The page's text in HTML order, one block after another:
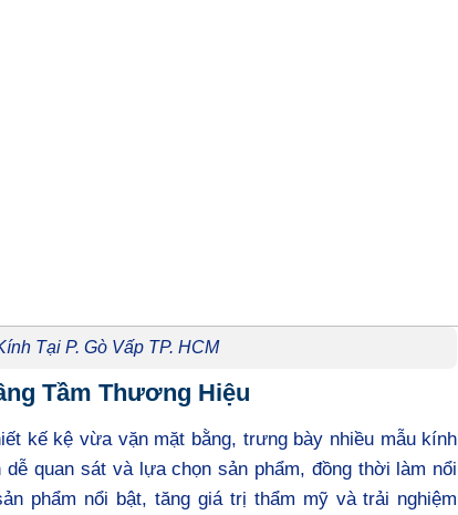
Tại P. Gò Vấp TP. HCM
Tầm Thương Hiệu
kế kệ vừa vặn mặt bằng, trưng bày nhiều mẫu kính
quan sát và lựa chọn sản phẩm, đồng thời làm nổi
phẩm nổi bật, tăng giá trị thẩm mỹ và trải nghiệm